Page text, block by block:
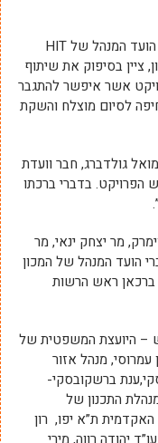
מר איציק מלאך, יו”ר ועדת המעונות, סגן יו”ר הועד המנהל של HIT
ציין בסיפוק את שיתוף
אשר איפשר להתגבר
לסיום מוצלח והשקת
גולדברג, חבר וועדת
הפרויקט. בדברי ברכתו
מר יצחק ינאי, מר
הועד המנהל של המכון
ברכאן ראש הרשות
– היועצת המשפטית של
עמרוסי, מנהל אזור
ברשקובסקי-
התכנון של
האקדמית ת”א יפו, רון